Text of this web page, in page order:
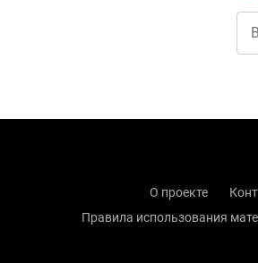
О проекте
Правила использования